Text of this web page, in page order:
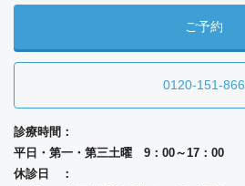
ご予約
0120-151-866
診療時間：
平日・第一・第三土曜 9：00～17：00
休診日 ：